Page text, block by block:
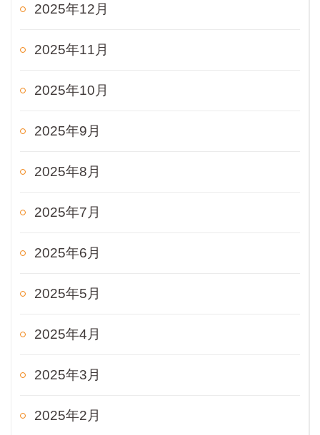
2025年12月
2025年11月
2025年10月
2025年9月
2025年8月
2025年7月
2025年6月
2025年5月
2025年4月
2025年3月
2025年2月